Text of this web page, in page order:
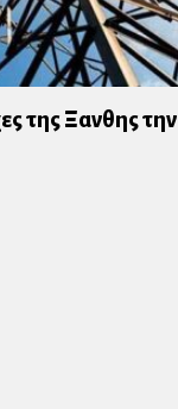
της Ξανθης την